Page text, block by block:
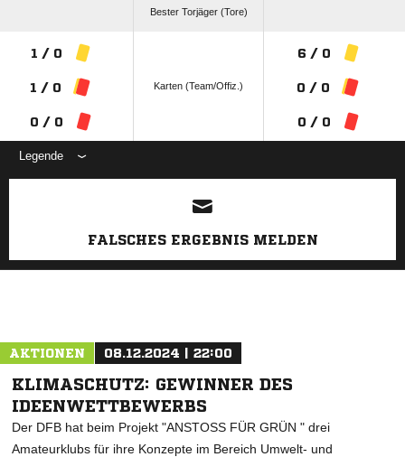
Bester Torjäger (Tore)
1 / 0
1 / 0
0 / 0
Karten (Team/Offiz.)
6 / 0
0 / 0
0 / 0
Legende
ANZEIGE
FALSCHES ERGEBNIS MELDEN
AKTIONEN 08.12.2024 | 22:00
KLIMASCHUTZ: GEWINNER DES
IDEENWETTBEWERBS
Der DFB hat beim Projekt "ANSTOSS FÜR GRÜN " drei
Amateurklubs für ihre Konzepte im Bereich Umwelt- und